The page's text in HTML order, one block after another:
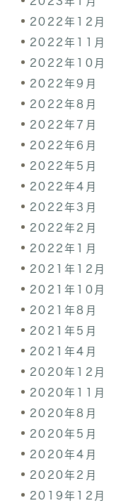
2022年12月
2022年11月
2022年10月
2022年9月
2022年8月
2022年7月
2022年6月
2022年5月
2022年4月
2022年3月
2022年2月
2022年1月
2021年12月
2021年10月
2021年8月
2021年5月
2021年4月
2020年12月
2020年11月
2020年8月
2020年5月
2020年4月
2020年2月
2019年12月